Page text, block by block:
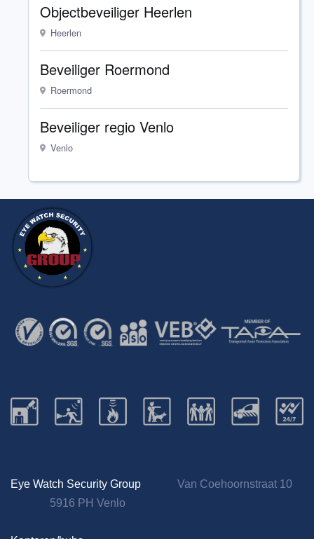
Objectbeveiliger Heerlen
Heerlen
Beveiliger Roermond
Roermond
Beveiliger regio Venlo
Venlo
Eye Watch Security Group Van Coehoornstraat 10
5916 PH Venlo